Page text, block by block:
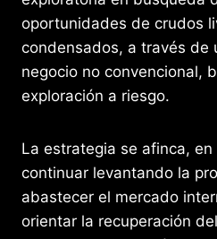
oportunidades de crudos
condensados, a través de
negocio no convencional,
exploración a riesgo.
La estrategia se afinca,
continuar levantando la
abastecer el mercado
orientar la recuperación